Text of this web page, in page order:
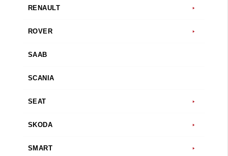
RENAULT
ROVER
SAAB
SCANIA
SEAT
SKODA
SMART